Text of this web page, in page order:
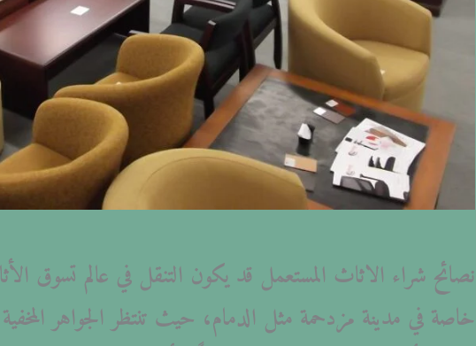
نصائح شراء الاثاث المستعمل قد يكون التنقل في عالم تسوق
خاصة في مدينة مزدحمة مثل الدمام، حيث تنتظر الجواهر